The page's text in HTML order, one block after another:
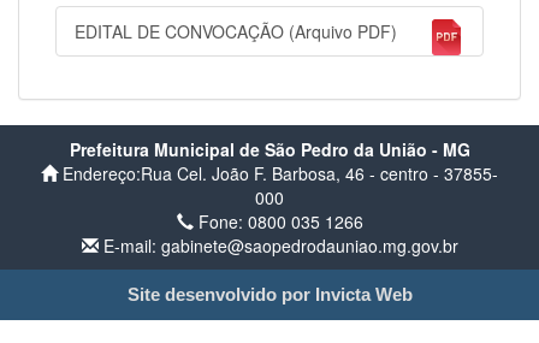
EDITAL DE CONVOCAÇÃO (Arquivo PDF)
Prefeitura Municipal de São Pedro da União - MG
Endereço:Rua Cel. João F. Barbosa, 46 - centro - 37855-
000
Fone: 0800 035 1266
E-mail: gabinete@saopedrodauniao.mg.gov.br
Site desenvolvido por Invicta Web